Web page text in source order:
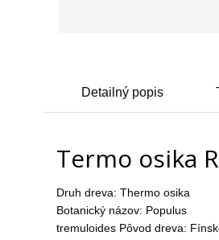
Detailný popis
Termo osika
Druh dreva: Thermo osika
Botanický názov: Populus
tremuloides Pôvod dreva: